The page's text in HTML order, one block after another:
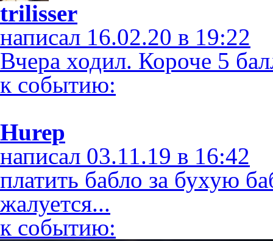
trilisser
написал 16.02.20 в 19:22
Вчера ходил. Короче 5
к событию:
Hurep
написал 03.11.19 в 16:42
платить бабло за бухую
жалуется...
к событию: